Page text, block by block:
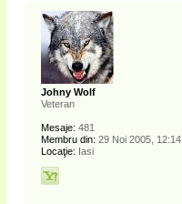
Johny Wolf
Veteran
Mesaje: 481
Membru din: 29 Noi 2005, 12:14
Locaţie: Iasi